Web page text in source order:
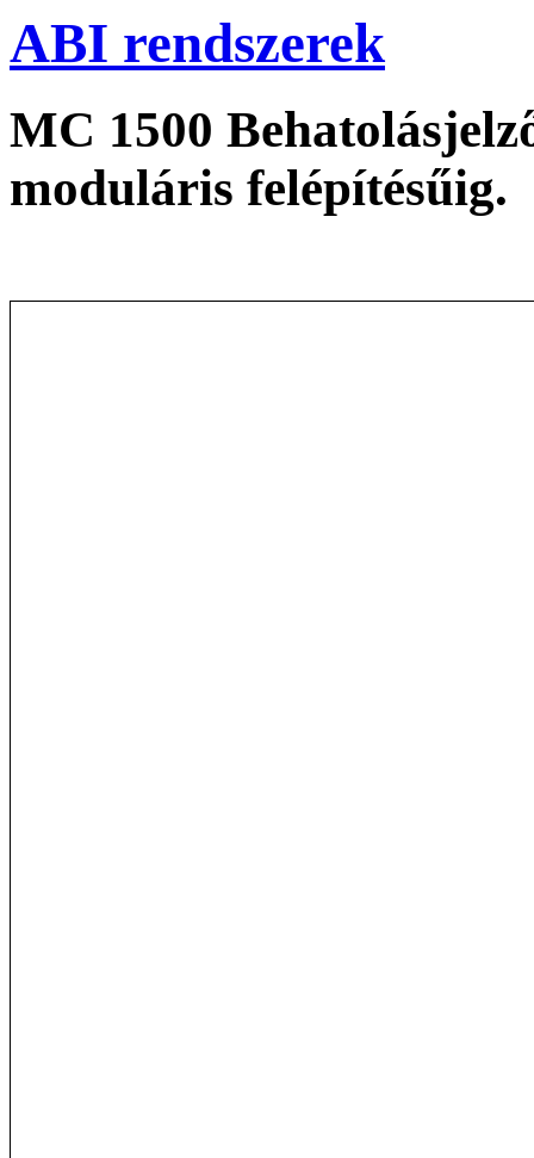
ABI rendszerek
MC 1500
moduláris felépítésűig.